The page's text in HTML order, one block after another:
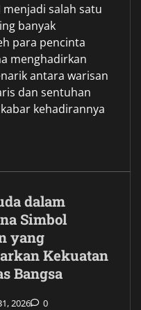
menjadi salah satu
banyak
para pencinta
menghadirkan
antara warisan
dan sentuhan
kehadirannya
dalam
Simbol
yang
Kekuatan
Bangsa
2026 0